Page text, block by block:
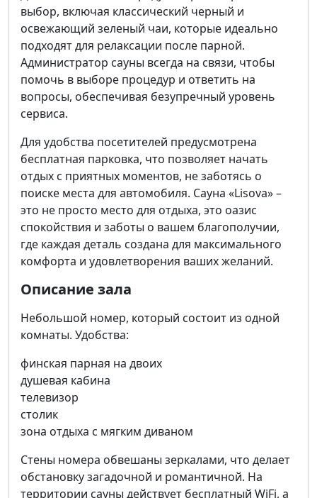
выбор, включая классический черный и
освежающий зеленый чаи, которые идеально
подходят для релаксации после парной.
Администратор сауны всегда на связи, чтобы
помочь в выборе процедур и ответить на
вопросы, обеспечивая безупречный уровень
сервиса.
Для удобства посетителей предусмотрена
бесплатная парковка, что позволяет начать
отдых с приятных моментов, не заботясь о
поиске места для автомобиля. Сауна «Lisova» –
это не просто место для отдыха, это оазис
спокойствия и заботы о вашем благополучии,
где каждая деталь создана для максимального
комфорта и удовлетворения ваших желаний.
Описание зала
Небольшой номер, который состоит из одной
комнаты. Удобства:
финская парная на двоих
душевая кабина
телевизор
столик
зона отдыха с мягким диваном
Стены номера обвешаны зеркалами, что делает
обстановку загадочной и романтичной. На
территории сауны действует бесплатный WiFi, а